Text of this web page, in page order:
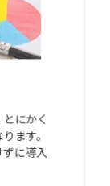
にかく
ます。
ずに導入